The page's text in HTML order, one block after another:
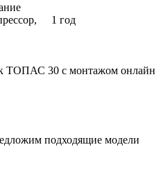
1 год
ТОПАС 30 с монтажом онлайн
подходящие модели